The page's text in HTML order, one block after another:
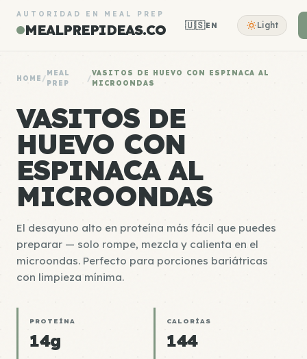
AUTORIDAD EN MEAL PREP
MEALPREPIDEAS.CO 🇺🇸EN Light
HOME /
MEAL
PREP
/
VASITOS DE HUEVO CON ESPINACA AL
MICROONDAS
VASITOS DE
HUEVO CON
ESPINACA AL
MICROONDAS
El desayuno alto en proteína más fácil que puedes
preparar — solo rompe, mezcla y calienta en el
microondas. Perfecto para porciones bariátricas
con limpieza mínima.
PROTEÍNA
14g
CALORÍAS
144